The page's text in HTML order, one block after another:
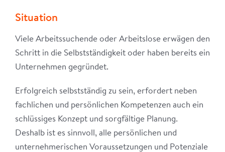
Situation
Viele Arbeitssuchende oder Arbeitslose erwägen den
Schritt in die Selbstständigkeit oder haben bereits ein
Unternehmen gegründet.
Erfolgreich selbstständig zu sein, erfordert neben
fachlichen und persönlichen Kompetenzen auch ein
schlüssiges Konzept und sorgfältige Planung.
Deshalb ist es sinnvoll, alle persönlichen und
unternehmerischen Voraussetzungen und Potenziale